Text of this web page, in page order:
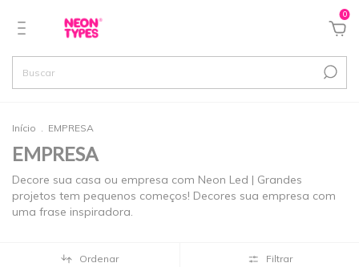
0
Início . EMPRESA
EMPRESA
Decore sua casa ou empresa com Neon Led | Grandes
projetos tem pequenos começos! Decores sua empresa com
uma frase inspiradora.
Ordenar Filtrar